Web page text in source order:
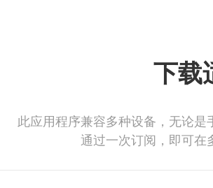
下载
此应用程序兼容多种设备，无论是
通过一次订阅，即可在